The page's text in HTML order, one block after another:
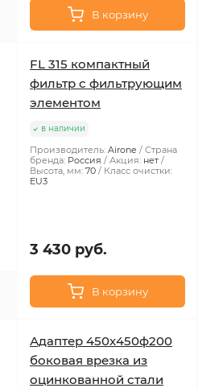
В корзину
FL 315 компактный
фильтр с фильтрующим
элементом
в наличии
Производитель: Airone
Страна
бренда: Россия Акция: нет
Высота, мм: 70
Класс очистки:
EU3
3 430 руб.
В корзину
Адаптер 450х450ф200
боковая врезка из
оцинкованной стали